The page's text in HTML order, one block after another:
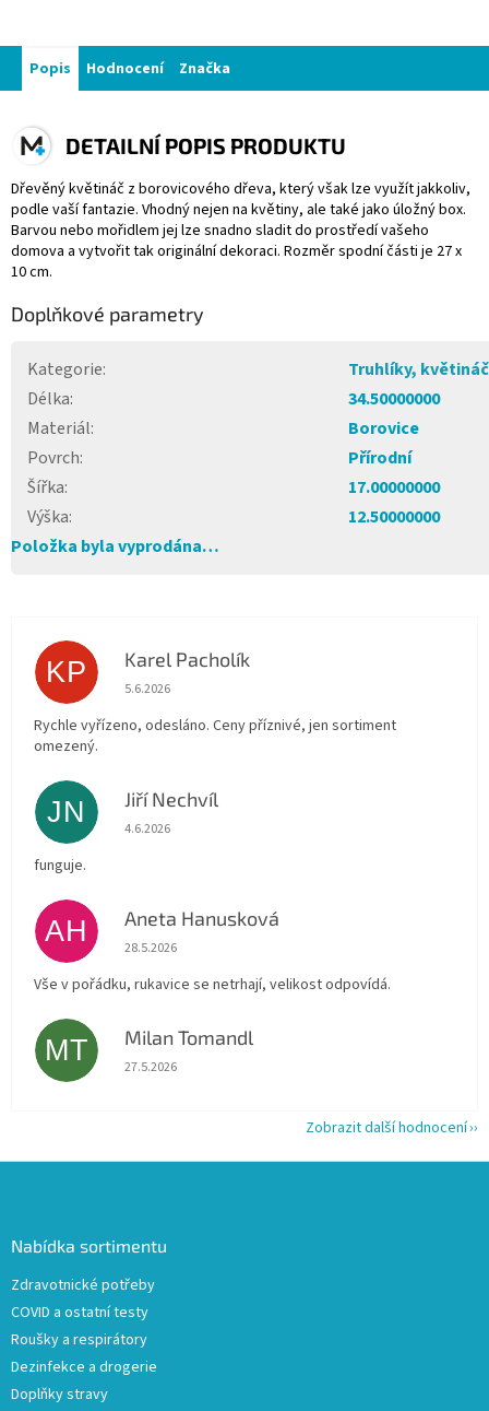
Popis Hodnocení Značka
DETAILNÍ POPIS PRODUKTU
Dřevěný květináč z borovicového dřeva, který však lze využít jakkoliv,
podle vaší fantazie. Vhodný nejen na květiny, ale také jako úložný box.
Barvou nebo mořidlem jej lze snadno sladit do prostředí vašeho
domova a vytvořit tak originální dekoraci. Rozměr spodní části je 27 x
10 cm.
Doplňkové parametry
Kategorie:
Truhlíky,
Délka:
34.50000000
Materiál:
Borovice
Povrch:
Přírodní
Šířka:
17.00000000
Výška:
12.50000000
Položka byla vyprodána…
KP Karel Pacholík
Hodnocení obchodu je 4 z 5 hvězdiček.
5.6.2026
Rychle vyřízeno, odesláno. Ceny příznivé, jen sortiment
omezený.
JN Jiří Nechvíl
Hodnocení obchodu je 5 z 5 hvězdiček.
4.6.2026
funguje.
AH Aneta Hanusková
Hodnocení obchodu je 5 z 5 hvězdiček.
28.5.2026
Vše v pořádku, rukavice se netrhají, velikost odpovídá.
MT Milan Tomandl
Hodnocení obchodu je 5 z 5 hvězdiček.
27.5.2026
Zobrazit další hodnocení
Nabídka sortimentu
Zdravotnické potřeby
COVID a ostatní testy
Roušky a respirátory
Dezinfekce a drogerie
Doplňky stravy